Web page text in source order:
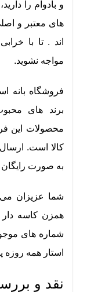
و بادوام را
های معتبر و
اند . تا با
مواجه نشوید.
فروشگاه بانه
برند های
محصولات این
کالا است.
به صورت
شما عزیزان می
شماره های
استار همه
نقد و